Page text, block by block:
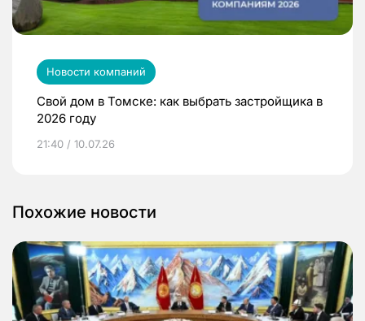
Новости компаний
Свой дом в Томске: как выбрать застройщика в
2026 году
21:40 / 10.07.26
Похожие новости